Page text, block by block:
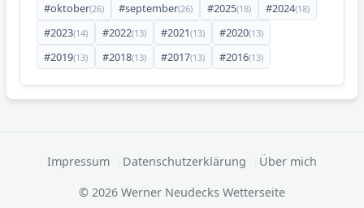
#oktober(26) #september(26) #2025(18) #2024(18)
#2023(14) #2022(13) #2021(13) #2020(13)
#2019(13) #2018(13) #2017(13) #2016(13)
Impressum Datenschutzerklärung
Über mich
© 2026 Werner Neudecks Wetterseite